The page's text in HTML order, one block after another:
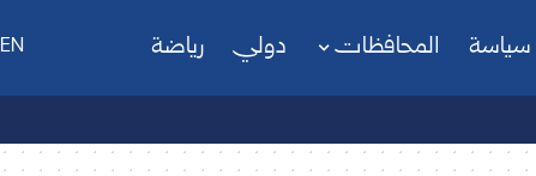
سياسة المحافظات دولي رياضة EN